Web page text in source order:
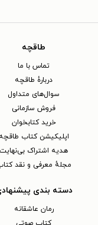
طاقچه
تماس با ما
دربارهٔ طاقچه
سوال‌های متداول
فروش سازمانی
خرید کتابخوان
اپلیکیشن کتاب طاقچه
هدیه اشتراک بی‌نهایت
مجلهٔ معرفی و نقد
دسته بندی
رمان عاشقانه